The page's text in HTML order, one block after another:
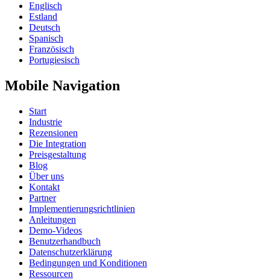
Englisch
Estland
Deutsch
Spanisch
Französisch
Portugiesisch
Mobile Navigation
Start
Industrie
Rezensionen
Die Integration
Preisgestaltung
Blog
Über uns
Kontakt
Partner
Implementierungsrichtlinien
Anleitungen
Demo-Videos
Benutzerhandbuch
Datenschutzerklärung
Bedingungen und Konditionen
Ressourcen